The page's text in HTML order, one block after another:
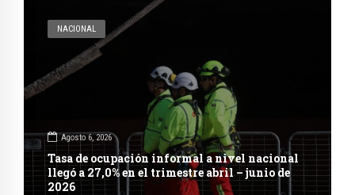
NACIONAL
Agosto 6, 2026
Tasa de ocupación informal a nivel nacional
llegó a 27,0% en el trimestre abril – junio de
2026